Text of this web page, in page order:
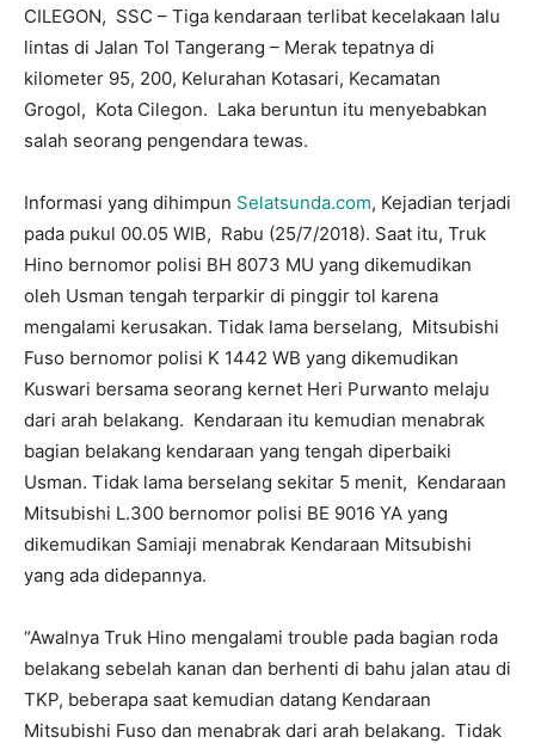
CILEGON, SSC – Tiga kendaraan terlibat kecelakaan lalu
lintas di Jalan Tol Tangerang – Merak tepatnya di
kilometer 95, 200, Kelurahan Kotasari, Kecamatan
Grogol, Kota Cilegon. Laka beruntun itu menyebabkan
salah seorang pengendara tewas.
Informasi yang dihimpun Selatsunda.com, Kejadian terjadi
pada pukul 00.05 WIB, Rabu (25/7/2018). Saat itu, Truk
Hino bernomor polisi BH 8073 MU yang dikemudikan
oleh Usman tengah terparkir di pinggir tol karena
mengalami kerusakan. Tidak lama berselang, Mitsubishi
Fuso bernomor polisi K 1442 WB yang dikemudikan
Kuswari bersama seorang kernet Heri Purwanto melaju
dari arah belakang. Kendaraan itu kemudian menabrak
bagian belakang kendaraan yang tengah diperbaiki
Usman. Tidak lama berselang sekitar 5 menit, Kendaraan
Mitsubishi L.300 bernomor polisi BE 9016 YA yang
dikemudikan Samiaji menabrak Kendaraan Mitsubishi
yang ada didepannya.
“Awalnya Truk Hino mengalami trouble pada bagian roda
belakang sebelah kanan dan berhenti di bahu jalan atau di
TKP, beberapa saat kemudian datang Kendaraan
Mitsubishi Fuso dan menabrak dari arah belakang. Tidak